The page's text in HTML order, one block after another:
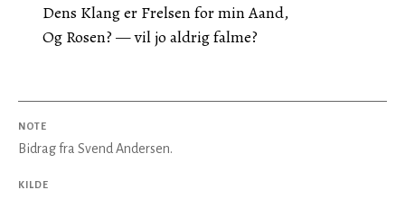
Dens Klang er Frelsen for min Aand,
Og Rosen? — vil jo aldrig falme?
NOTE
Bidrag fra Svend Andersen.
KILDE